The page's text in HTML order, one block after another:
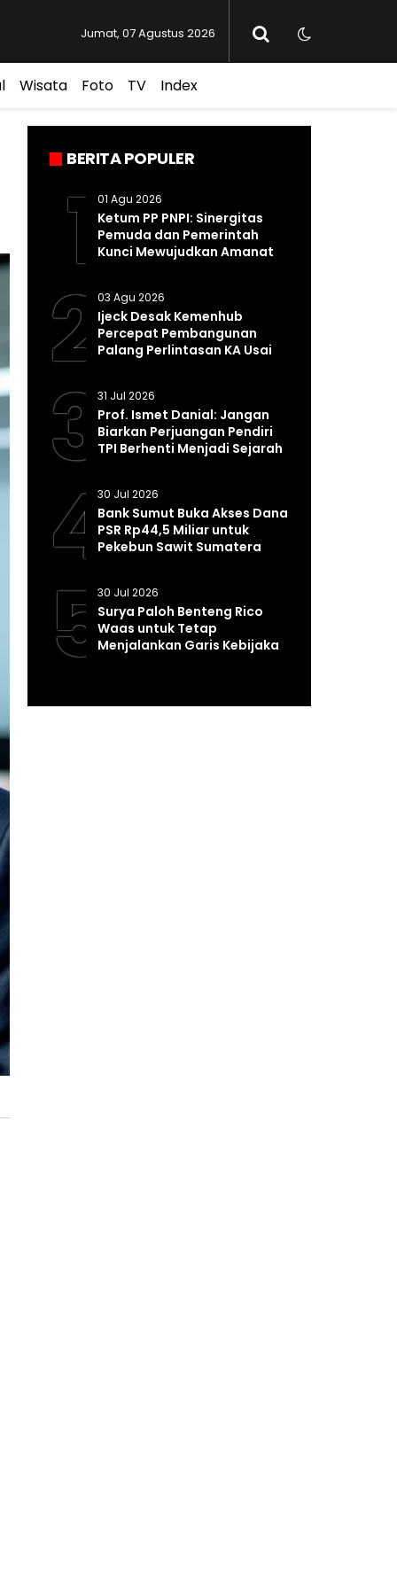
Jumat, 07 Agustus 2026
Wisata Foto TV Index
BERITA POPULER
101 Agu 2026
Ketum PP PNPI: Sinergitas
Pemuda dan Pemerintah
Kunci Mewujudkan Amanat
203 Agu 2026
Ijeck Desak Kemenhub
Percepat Pembangunan
Palang Perlintasan KA Usai
331 Jul 2026
Prof. Ismet Danial: Jangan
Biarkan Perjuangan Pendiri
TPI Berhenti Menjadi Sejarah
430 Jul 2026
Bank Sumut Buka Akses Dana
PSR Rp44,5 Miliar untuk
Pekebun Sawit Sumatera
530 Jul 2026
Surya Paloh Benteng Rico
Waas untuk Tetap
Menjalankan Garis Kebijakan